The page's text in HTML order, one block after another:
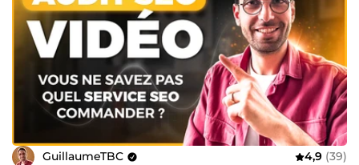
GuillaumeTBC 4,9 (39)